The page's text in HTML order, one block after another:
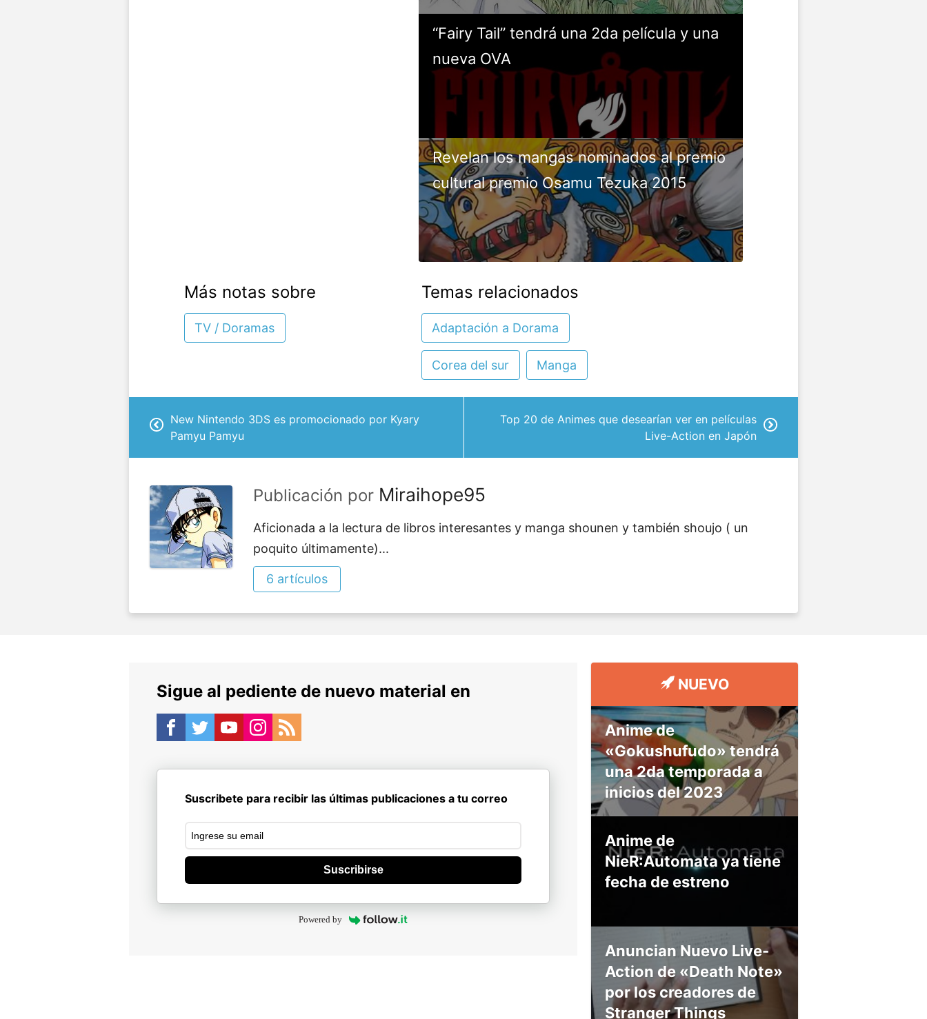
“Fairy Tail” tendrá una 2da película y una
nueva OVA
Revelan los mangas nominados al premio
cultural premio Osamu Tezuka 2015
Más notas sobre
TV / Doramas
Temas relacionados
Adaptación a Dorama
Corea del sur Manga
New Nintendo 3DS es promocionado por Kyary
Pamyu Pamyu
Top 20 de Animes que desearían ver en películas
Live-Action en Japón
Publicación por Miraihope95
Aficionada a la lectura de libros interesantes y manga shounen y también shoujo ( un
poquito últimamente)...
6 artículos
Sigue al pediente de nuevo material en
Suscribete para recibir las últimas publicaciones a tu correo
Suscribirse
Powered by
NUEVO
Anime de
«Gokushufudo» tendrá
una 2da temporada a
inicios del 2023
Anime de
NieR:Automata ya tiene
fecha de estreno
Anuncian Nuevo Live-
Action de «Death Note»
por los creadores de
Stranger Things